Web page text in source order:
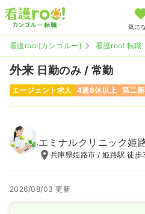
気に
看護roo![カンゴルー] 看護roo! 転職
外来 日勤のみ / 常勤
エージェント求人 4週8休以上 第二
エミナルクリニック姫
兵庫県姫路市 / 姫路駅 徒歩
2026/08/03 更新